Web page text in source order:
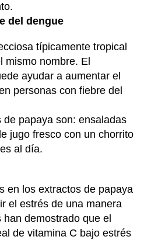
del dengue
típicamente tropical
mismo nombre. El
ayudar a aumentar el
personas con fiebre del
papaya son: ensaladas
jugo fresco con un chorrito
al día.
en los extractos de papaya
el estrés de una manera
demostrado que el
de vitamina C bajo estrés